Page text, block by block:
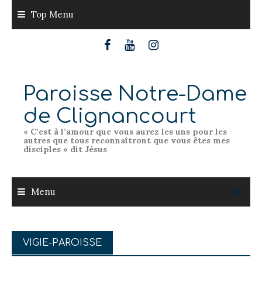
content
Top Menu
Paroisse Notre-Dame
de Clignancourt
« C’est à l’amour que vous aurez les uns pour les
autres que tous reconnaîtront que vous êtes mes
disciples » dit Jésus
Menu
VIGIE-PAROISSE